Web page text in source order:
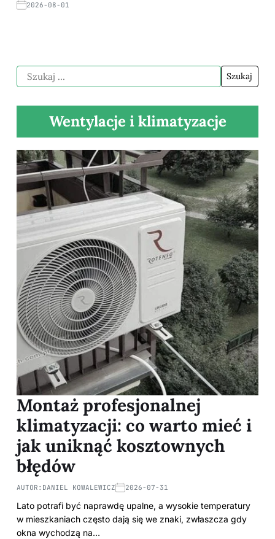
2026-08-01
Wentylacje i klimatyzacje
Montaż profesjonalnej
klimatyzacji: co warto mieć i
jak uniknąć kosztownych
błędów
AUTOR: DANIEL KOWALEWICZ 2026-07-31
Lato potrafi być naprawdę upalne, a wysokie temperatury
w mieszkaniach często dają się we znaki, zwłaszcza gdy
okna wychodzą na…